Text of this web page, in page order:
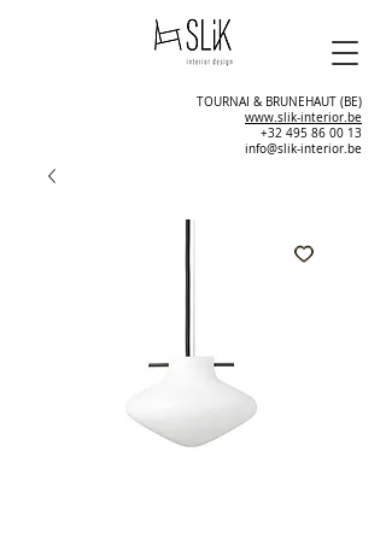
TOURNAI & BRUNEHAUT (BE)
www.slik-interior.be
+32 495 86 00 13
info@slik-interior.be